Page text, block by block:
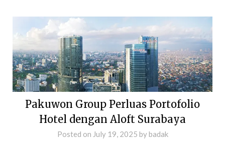
Pakuwon Group Perluas Portofolio
Hotel dengan Aloft Surabaya
Posted on July 19, 2025 bybadak